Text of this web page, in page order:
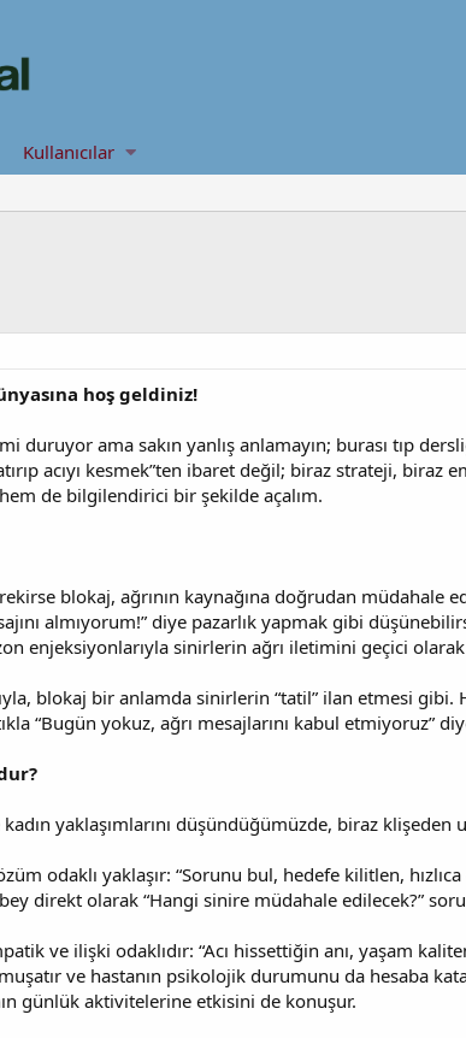
Kullanıcılar
hoş geldiniz!
duruyor ama sakın yanlış anlamayın; burası tıp
acıyı kesmek”ten ibaret değil; biraz strateji,
de bilgilendirici bir şekilde açalım.
blokaj, ağrının kaynağına doğrudan
almıyorum!” diye pazarlık yapmak gibi
enjeksiyonlarıyla sinirlerin ağrı iletimini geçici
blokaj bir anlamda sinirlerin “tatil” ilan etmesi gibi.
“Bugün yokuz, ağrı mesajlarını kabul etmiyoruz”
yaklaşımlarını düşündüğümüzde, biraz klişeden
odaklı yaklaşır: “Sorunu bul, hedefe kilitlen, hızlıca
direkt olarak “Hangi sinire müdahale edilecek?”
ve ilişki odaklıdır: “Acı hissettiğin anı, yaşam
ve hastanın psikolojik durumunu da hesaba
günlük aktivitelerine etkisini de konuşur.